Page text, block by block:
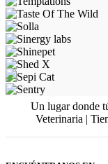
Un lugar donde
Veterinaria |